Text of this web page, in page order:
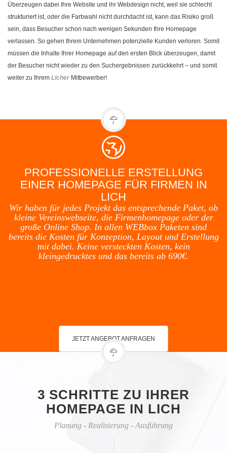
Überzeugen dabei Ihre Website und ihr Webdesign nicht, weil sie schlecht
strukturiert ist, oder die Farbwahl nicht durchdacht ist, kann das Risiko groß
sein, dass Besucher schon nach wenigen Sekunden Ihre Homepage
verlassen. So gehen Ihrem Unternehmen potenzielle Kunden verloren. Somit
müssen die Inhalte Ihrer Homepage auf den ersten Blick überzeugen, damit
der Besucher nicht wieder zu den Suchergebnissen zurückkehrt – und somit
weiter zu Ihrem Licher Mitbewerber!
PROFESSIONELLE ERSTELLUNG
EINER HOMEPAGE FÜR FIRMEN IN
LICH
Wir haben für jedes Projekt das entsprechende Paket, ob
kleine Vereinswebseite, die Firmenhomepage oder der
große Online Shop. In allen WEBbox Paketen sind
bereits die Kosten für Konzeption, Layout und Erstellung
mit dabei. Keine versteckten Kosten, kein
kleingedrucktes und das bereits ab 690€.
JETZT ANGEBOT ANFRAGEN
3 SCHRITTE ZU IHRER
HOMEPAGE IN LICH
Planung - Realisierung - Ausführung